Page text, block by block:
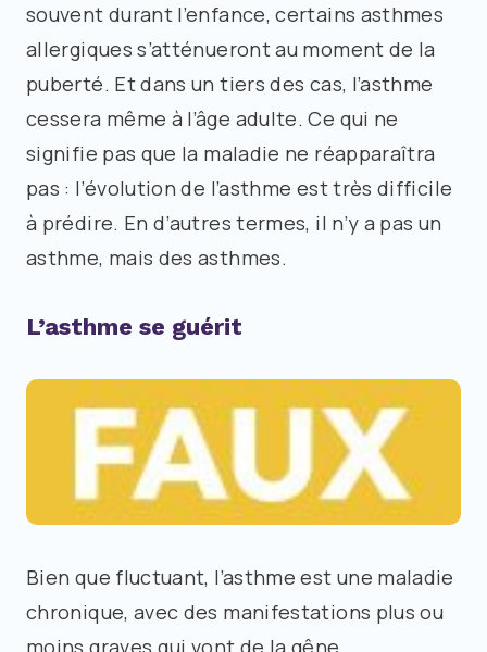
souvent durant l’enfance, certains asthmes
allergiques s’atténueront au moment de la
puberté. Et dans un tiers des cas, l’asthme
cessera même à l’âge adulte. Ce qui ne
signifie pas que la maladie ne réapparaîtra
pas : l’évolution de l’asthme est très difficile
à prédire. En d’autres termes, il n’y a pas un
asthme, mais des asthmes.
L’asthme se guérit
Bien que fluctuant, l’asthme est une maladie
chronique, avec des manifestations plus ou
moins graves qui vont de la gêne